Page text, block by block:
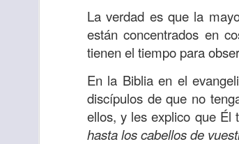
La verdad es que la
están concentrados en
tienen el tiempo para
En la Biblia en el
discípulos de que no
ellos, y les explico que Él
hasta los cabellos de
Te invito a reflexionar
tu familia?
En la Biblia, el capítulo 12
del cristiano. Esta
Particularmente, en el
malo, seguid lo bueno”.